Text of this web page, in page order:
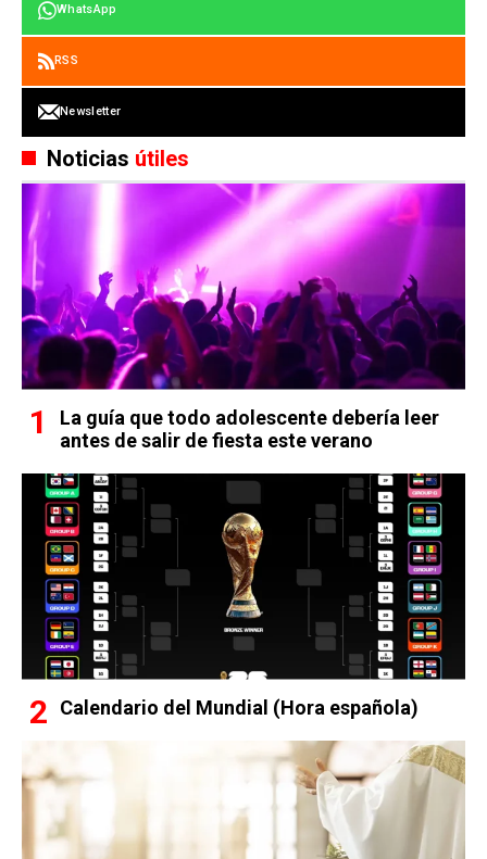
WhatsApp
RSS
Newsletter
Noticias útiles
La guía que todo adolescente debería leer
antes de salir de fiesta este verano
Calendario del Mundial (Hora española)